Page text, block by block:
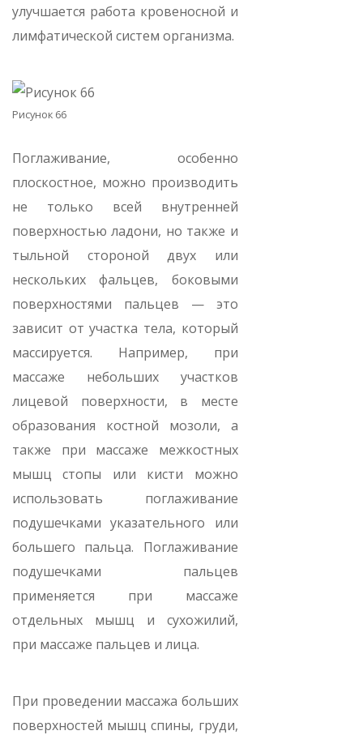
улучшается работа кровеносной и
лимфатической систем организма.
Рисунок 66
Поглаживание, особенно
плоскостное, можно производить
не только всей внутренней
поверхностью ладони, но также и
тыльной стороной двух или
нескольких фальцев, боковыми
поверхностями пальцев — это
зависит от участка тела, который
массируется. Например, при
массаже небольших участков
лицевой поверхности, в месте
образования костной мозоли, а
также при массаже межкостных
мышц стопы или кисти можно
использовать поглаживание
подушечками указательного или
большего пальца. Поглаживание
подушечками пальцев
применяется при массаже
отдельных мышц и сухожилий,
при массаже пальцев и лица.
При проведении массажа больших
поверхностей мышц спины, груди,